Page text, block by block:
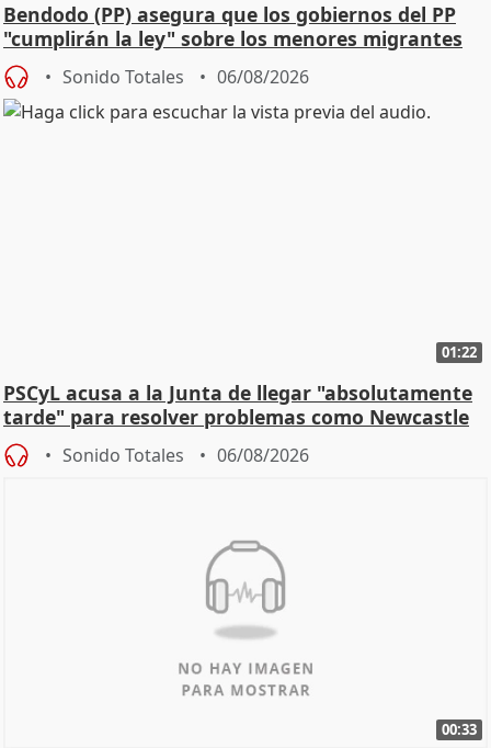
Bendodo (PP) asegura que los gobiernos del PP
"cumplirán la ley" sobre los menores migrantes
Sonido Totales 06/08/2026
01:22
PSCyL acusa a la Junta de llegar "absolutamente
tarde" para resolver problemas como Newcastle
Sonido Totales 06/08/2026
00:33